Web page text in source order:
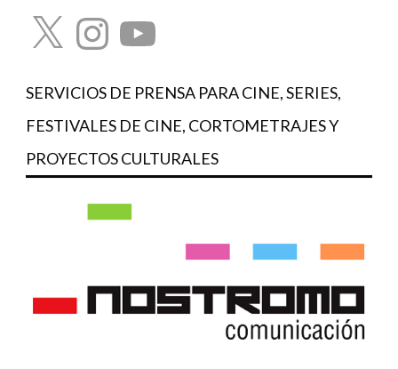
X InstagramYouTube
SERVICIOS DE PRENSA PARA CINE, SERIES,
FESTIVALES DE CINE, CORTOMETRAJES Y
PROYECTOS CULTURALES